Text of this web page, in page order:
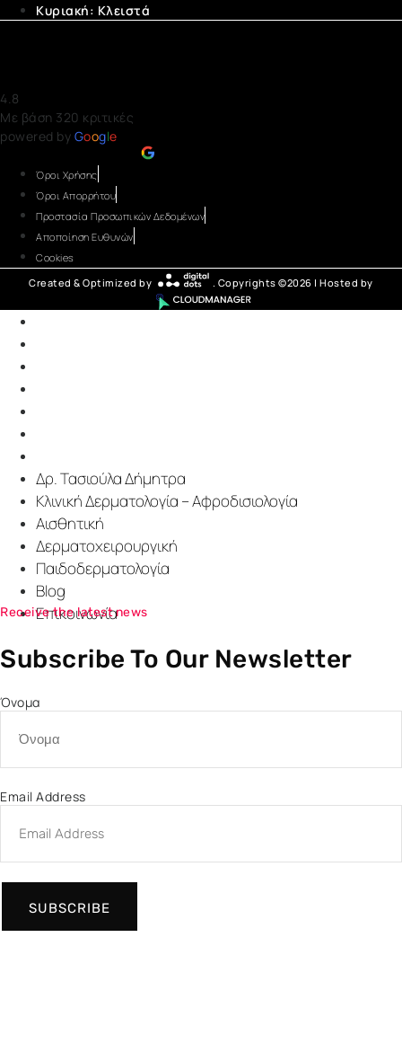
Κυριακή: Κλειστά
4.8
Με βάση 320 κριτικές
powered by Google
Όροι Χρήσης
Όροι Απορρήτου
Προστασία Προσωπικών Δεδομένων
Αποποίηση Ευθυνών
Cookies
Created & Optimized by
. Copyrights ©2026 | Hosted by
Δρ. Τασιούλα Δήμητρα
Κλινική Δερματολογία – Αφροδισιολογία
Αισθητική
Δερματοχειρουργική
Παιδοδερματολογία
Blog
Επικοινωνία
Receive the latest news
Subscribe To Our Newsletter
Όνομα
Email Address
SUBSCRIBE